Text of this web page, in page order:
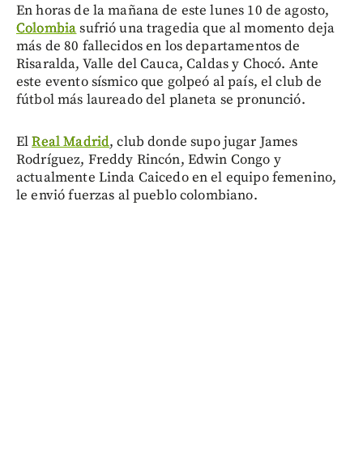
En horas de la mañana de este lunes 10 de agosto,
Colombiasufrió una tragedia que al momento deja
más de 80 fallecidos en los departamentos de
Risaralda, Valle del Cauca, Caldas y Chocó. Ante
este evento sísmico que golpeó al país, el club de
fútbol más laureado del planeta se pronunció.
ElReal Madrid, club donde supo jugar James
Rodríguez, Freddy Rincón, Edwin Congo y
actualmente Linda Caicedo en el equipo femenino,
le envió fuerzas al pueblo colombiano.